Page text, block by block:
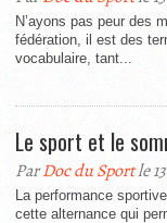
N’ayons pas peur des
fédération, il est des
vocabulaire, tant...
Le sport et le
ParDoc du Sportle
La performance
cette alternance qui